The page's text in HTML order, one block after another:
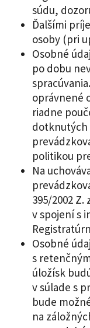
súdu,
Ďalšími
osoby (pri
Osobné
po dobu
oprávnené
riadne
dotknutých
politikou
Na
395/2002
v spojení s
Osobné
s
úložísk
v súlade s
bude
na